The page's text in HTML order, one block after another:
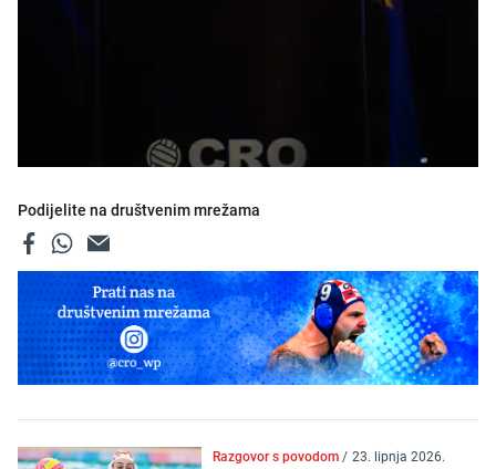
Podijelite na društvenim mrežama
Razgovor s povodom/ 23. lipnja 2026.